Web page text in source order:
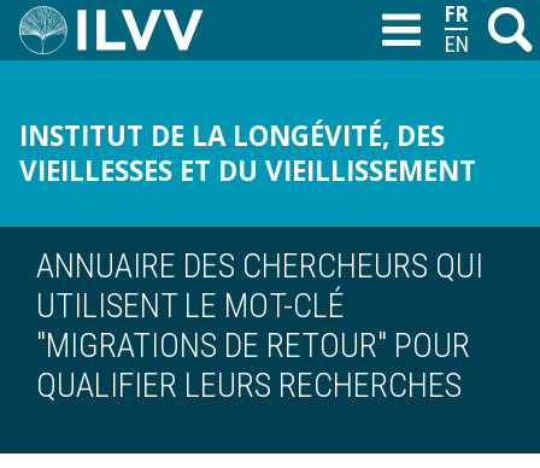
Aller
au
M
INSTITUT DE LA LONGÉVITÉ, DES
VIEILLESSES ET DU VIEILLISSEMENT
T
ANNUAIRE DES CHERCHEURS QUI
UTILISENT LE MOT-CLÉ
"MIGRATIONS DE RETOUR" POUR
QUALIFIER LEURS RECHERCHES
FRANÇAIS
ENGLISH